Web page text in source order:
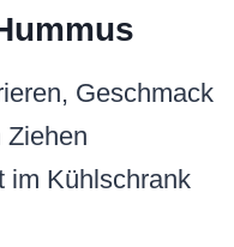
Geschmack
Ziehen
im Kühlschrank